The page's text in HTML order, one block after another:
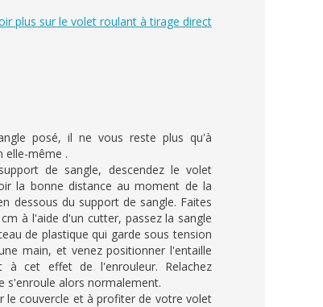
plus sur le volet roulant à tirage direct
posé, il ne vous reste plus qu'à
elle-même .
de sangle, descendez le volet
la bonne distance au moment de la
dessous du support de sangle. Faites
à l'aide d'un cutter, passez la sangle
de plastique qui garde sous tension
main, et venez positionner l'entaille
cet effet de l'enrouleur. Relachez
s'enroule alors normalement.
le couvercle et à profiter de votre volet